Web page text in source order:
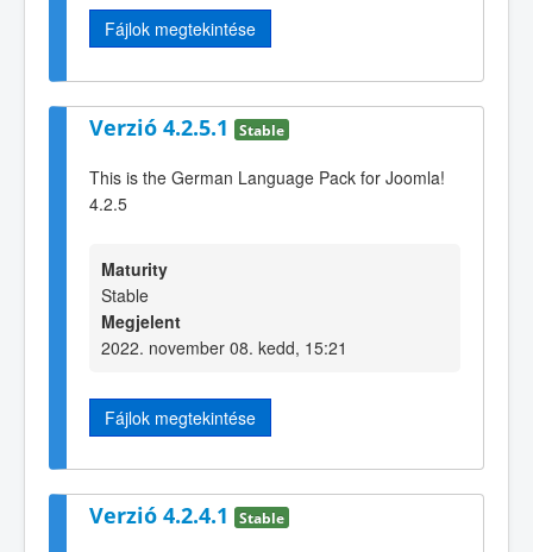
Fájlok megtekintése
Verzió 4.2.5.1 Stable
This is the German Language Pack for Joomla!
4.2.5
Maturity
Stable
Megjelent
2022. november 08. kedd, 15:21
Fájlok megtekintése
Verzió 4.2.4.1 Stable